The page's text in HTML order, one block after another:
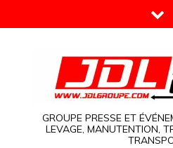
to
GROUPE PRESSE ET
LEVAGE, MANUTENTION,